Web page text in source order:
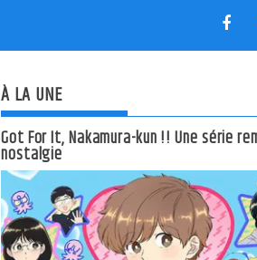
À LA UNE
Got For It, Nakamura-kun !! Une série
nostalgie